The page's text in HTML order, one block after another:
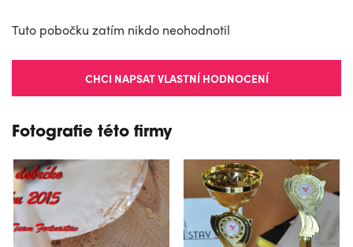
Tuto pobočku zatím nikdo neohodnotil
CHCI NAPSAT VLASTNÍ HODNOCENÍ
Fotografie této firmy